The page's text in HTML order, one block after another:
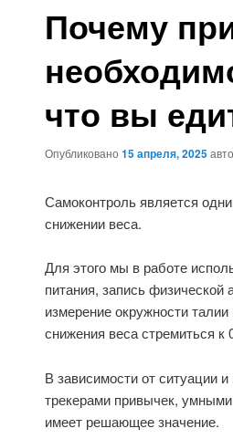
Почему
что вы
Опубликовано 15 апреля, 2025
Самоконтроль является
снижении веса.
Для этого мы в работе
питания, запись физической
измерение окружности
снижения веса стремиться к
В зависимости от ситуации
трекерами привычек,
имеет решающее значение.